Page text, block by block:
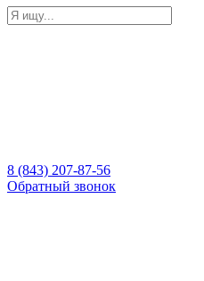
8 (843) 207-87-56
Обратный звонок